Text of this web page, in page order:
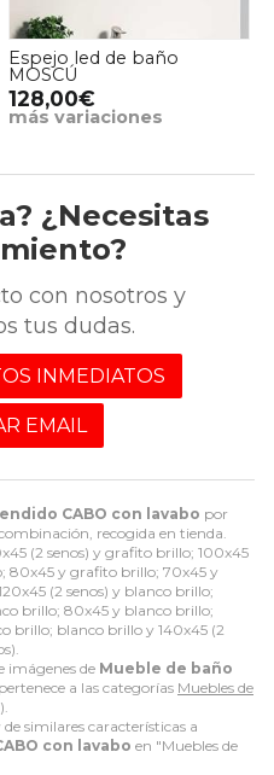
CABO con lavabo por
recogida en tienda.
(2 senos) y grafito brillo; 100x45
80x45 y grafito brillo; 70x45 y
(2 senos) y blanco brillo;
brillo; 80x45 y blanco brillo;
brillo; blanco brillo y 140x45 (2
imágenes de Mueble de baño
pertenece a las categorías Muebles de
similares características a
con lavabo en "Muebles de
Columna suspendida de
baño KENIA/ CABO
189,00€
más variaciones
¿Necesitas
con nosotros y
tus dudas.
INMEDIATOS
EMAIL